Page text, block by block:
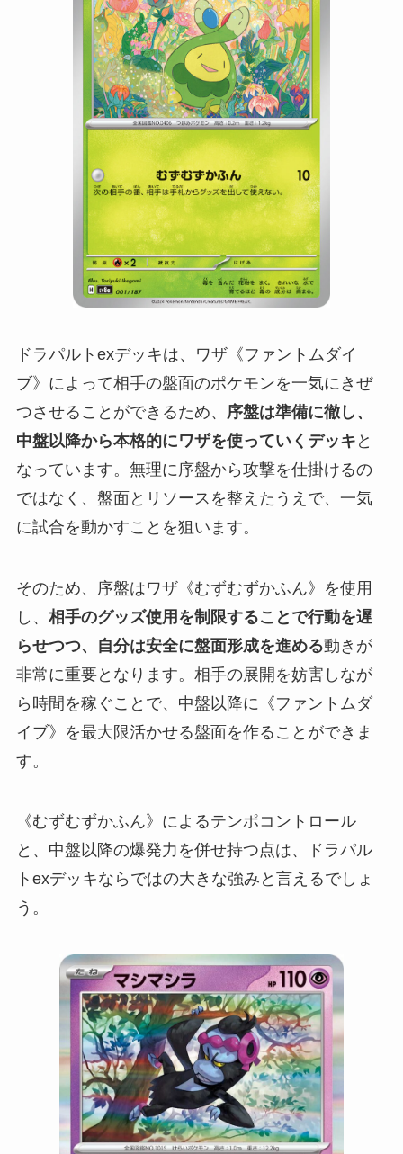
ドラパルトexデッキは、ワザ《ファントムダイ
ブ》によって相手の盤面のポケモンを一気にきぜ
つさせることができるため、
序盤は準備に徹し、
中盤以降から本格的にワザを使っていくデッキ と
なっています。無理に序盤から攻撃を仕掛けるの
ではなく、盤面とリソースを整えたうえで、一気
に試合を動かすことを狙います。
そのため、序盤はワザ《むずむずかふん》を使用
し、 相手のグッズ使用を制限することで行動を遅
らせつつ、自分は安全に盤面形成を進める動きが
非常に重要となります。相手の展開を妨害しなが
ら時間を稼ぐことで、中盤以降に《ファントムダ
イブ》を最大限活かせる盤面を作ることができま
す。
《むずむずかふん》によるテンポコントロール
と、中盤以降の爆発力を併せ持つ点は、ドラパル
トexデッキならではの大きな強みと言えるでしょ
う。